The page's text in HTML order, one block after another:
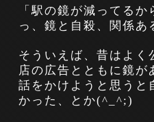
「駅の鏡が減ってる
っ、鏡と自殺、関係あ
そういえば、昔はよ
店の広告とともに鏡
話をかけようと思うと
かった、とか(^_^;)